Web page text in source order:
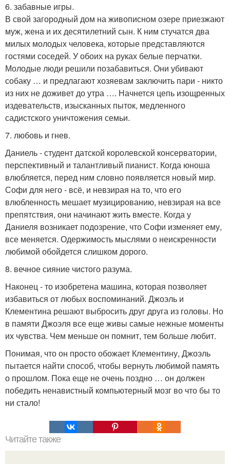
6. забавные игры.
В свой загородный дом на живописном озере приезжают
муж, жена и их десятилетний сын. К ним стучатся два
милых молодых человека, которые представляются
гостями соседей. У обоих на руках белые перчатки.
Молодые люди решили позабавиться. Они убивают
собаку … и предлагают хозяевам заключить пари - никто
из них не доживет до утра …. Начнется цепь изощренных
издевательств, изысканных пыток, медленного
садистского уничтожения семьи.
7. любовь и гнев.
Даниель - студент датской королевской консерватории,
перспективный и талантливый пианист. Когда юноша
влюбляется, перед ним словно появляется новый мир.
Софи для него - всё, и невзирая на то, что его
влюбленность мешает музицированию, невзирая на все
препятствия, они начинают жить вместе. Когда у
Даниеля возникает подозрение, что Софи изменяет ему,
все меняется. Одержимость мыслями о неискренности
любимой обойдется слишком дорого.
8. вечное сияние чистого разума.
Наконец - то изобретена машина, которая позволяет
избавиться от любых воспоминаний. Джоэль и
Клементина решают выбросить друг друга из головы. Но
в памяти Джоэля все еще живы самые нежные моменты
их чувства. Чем меньше он помнит, тем больше любит.
Понимая, что он просто обожает Клементину, Джоэль
пытается найти способ, чтобы вернуть любимой память
о прошлом. Пока еще не очень поздно … он должен
победить ненавистный компьютерный мозг во что бы то
ни стало!
Читайте также